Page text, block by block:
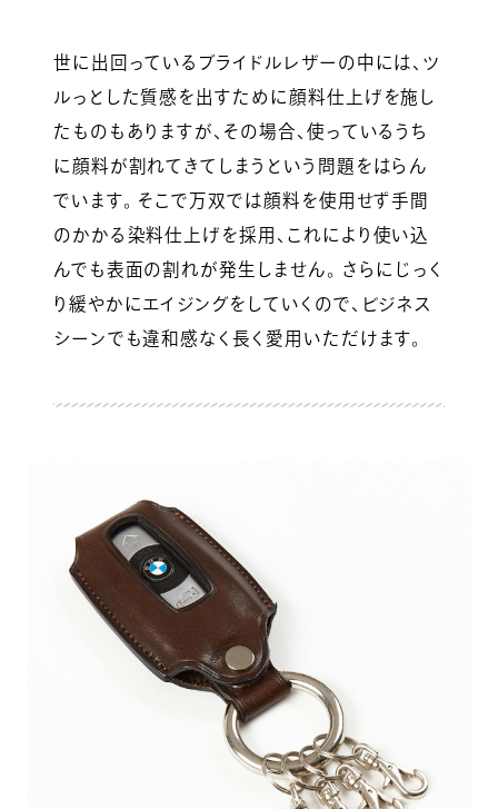
世に出回っているブライドルレザーの中には、ツ
ルっとした質感を出すために顔料仕上げを施し
たものもありますが、その場合、使っているうち
に顔料が割れてきてしまうという問題をはらん
でいます。 そこで万双では顔料を使用せず手間
のかかる染料仕上げを採用、これにより使い込
んでも表面の割れが発生しません。 さらにじっく
り緩やかにエイジングをしていくので、ビジネス
シーンでも違和感なく長く愛用いただけます。